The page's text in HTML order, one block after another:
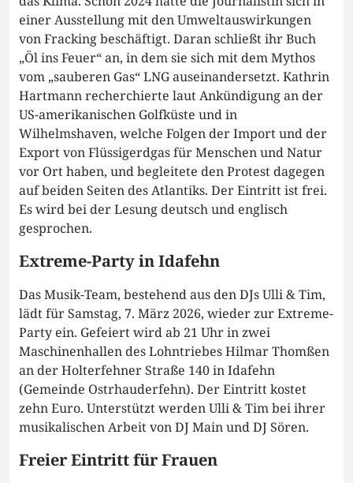
einer Ausstellung mit den Umweltauswirkungen
von Fracking beschäftigt. Daran schließt ihr Buch
„Öl ins Feuer“ an, in dem sie sich mit dem Mythos
vom „sauberen Gas“ LNG auseinandersetzt. Kathrin
Hartmann recherchierte laut Ankündigung an der
US-amerikanischen Golfküste und in
Wilhelmshaven, welche Folgen der Import und der
Export von Flüssigerdgas für Menschen und Natur
vor Ort haben, und begleitete den Protest dagegen
auf beiden Seiten des Atlantiks. Der Eintritt ist frei.
Es wird bei der Lesung deutsch und englisch
gesprochen.
Extreme-Party in Idafehn
Das Musik-Team, bestehend aus den DJs Ulli & Tim,
lädt für Samstag, 7. März 2026, wieder zur Extreme-
Party ein. Gefeiert wird ab 21 Uhr in zwei
Maschinenhallen des Lohntriebes Hilmar Thomßen
an der Holterfehner Straße 140 in Idafehn
(Gemeinde Ostrhauderfehn). Der Eintritt kostet
zehn Euro. Unterstützt werden Ulli & Tim bei ihrer
musikalischen Arbeit von DJ Main und DJ Sören.
Freier Eintritt für Frauen